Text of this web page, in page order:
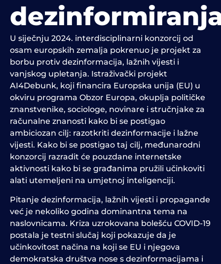
U siječnju 2024. interdisciplinarni konzorcij od
osam europskih zemalja pokrenuo je projekt za
borbu protiv dezinformacija, lažnih vijesti i
vanjskog upletanja. Istraživački projekt
AI4Debunk, koji financira Europska unija (EU) u
okviru programa Obzor Europa, okuplja političke
znanstvenike, sociologe, novinare i stručnjake za
računalne znanosti kako bi se postigao
ambiciozan cilj: razotkriti dezinformacije i lažne
vijesti. Kako bi se postigao taj cilj, međunarodni
konzorcij razradit će pouzdane internetske
aktivnosti kako bi se građanima pružili učinkoviti
alati utemeljeni na umjetnoj inteligenciji.
Pitanje dezinformacija, lažnih vijesti i propagande
već je nekoliko godina dominantna tema na
naslovnicama. Kriza uzrokovana bolešću COVID-19
postala je testni slučaj koji pokazuje da je
učinkovitost načina na koji se EU i njegova
demokratska društva nose s dezinformacijama i